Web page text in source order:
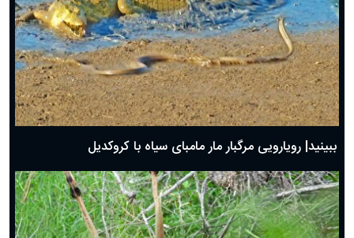
ببینید| رویارویی مرگبار مار مامبای سیاه با کروکدیل